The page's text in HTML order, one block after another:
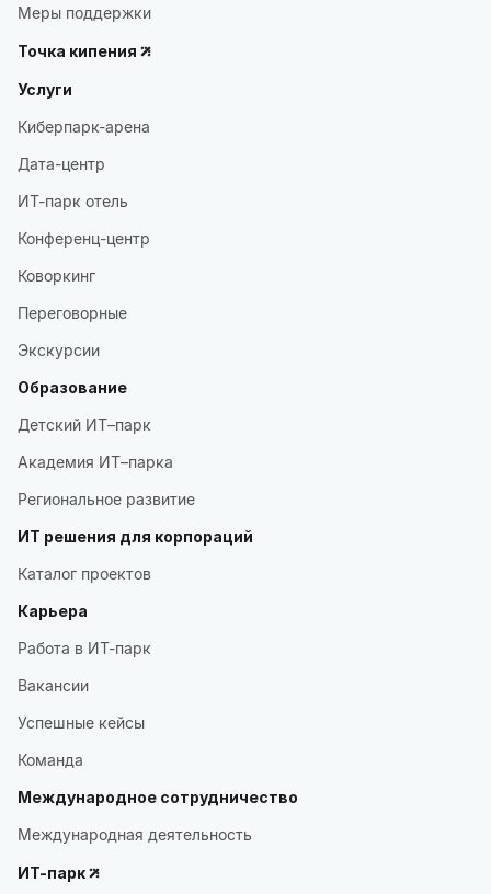
Меры поддержки
Точка кипения
Услуги
Киберпарк-арена
Дата-центр
ИТ-парк отель
Конференц-центр
Коворкинг
Переговорные
Экскурсии
Образование
Детский ИТ–парк
Академия ИТ–парка
Региональное развитие
ИТ решения для корпораций
Каталог проектов
Карьера
Работа в ИТ-парк
Вакансии
Успешные кейсы
Команда
Международное сотрудничество
Международная деятельность
ИТ-парк